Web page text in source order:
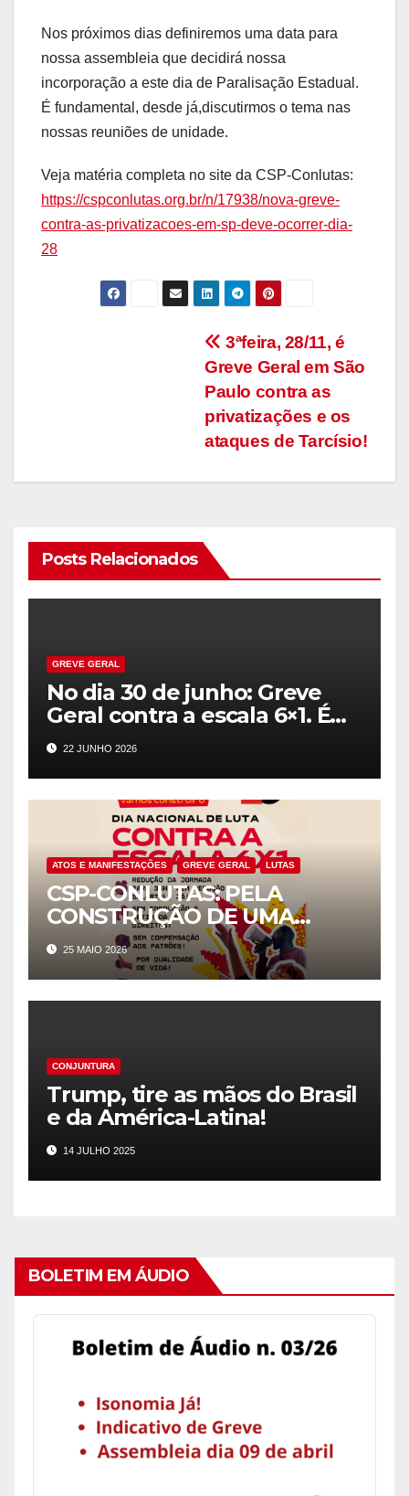
Nos próximos dias definiremos uma data para
nossa assembleia que decidirá nossa
incorporação a este dia de Paralisação Estadual.
É fundamental, desde já,discutirmos o tema nas
nossas reuniões de unidade.
Veja matéria completa no site da CSP-Conlutas:
https://cspconlutas.org.br/n/17938/nova-greve-
contra-as-privatizacoes-em-sp-deve-ocorrer-dia-
28
3ªfeira, 28/11, é
Greve Geral em São
Paulo contra as
privatizações e os
ataques de Tarcísio!
Posts Relacionados
GREVE GERAL
No dia 30 de junho: Greve
Geral contra a escala 6×1. É
preciso unir forças para
impor essa demanda para
toda a classe trabalhadora
22 JUNHO 2026
ATOS E MANIFESTAÇÕES GREVE GERAL LUTAS
CSP-CONLUTAS: PELA
CONSTRUÇÃO DE UMA
GREVE GERAL PELO FIM DA
ESCALA 6X1
25 MAIO 2026
CONJUNTURA
Trump, tire as mãos do Brasil
e da América-Latina!
14 JULHO 2025
BOLETIM EM ÁUDIO
Audio
Player